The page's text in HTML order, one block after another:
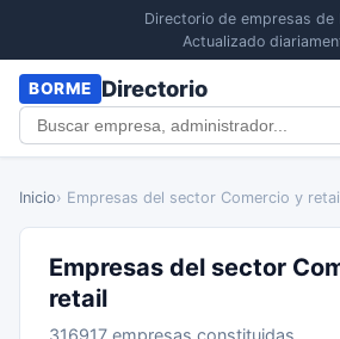
Directorio de empresas de
Actualizado
BORME Directorio
Inicio› Empresas del sector Comercio y
Empresas del sector
retail
316917 empresas constituidas